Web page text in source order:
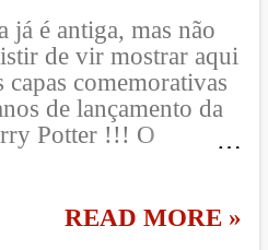
Facebook ~
~ Instagram ~ Twiter
já é antiga, mas não
de vir mostrar aqui
capas comemorativas
de lançamento da
Potter !!! O
O box foi lançado
READ MORE »